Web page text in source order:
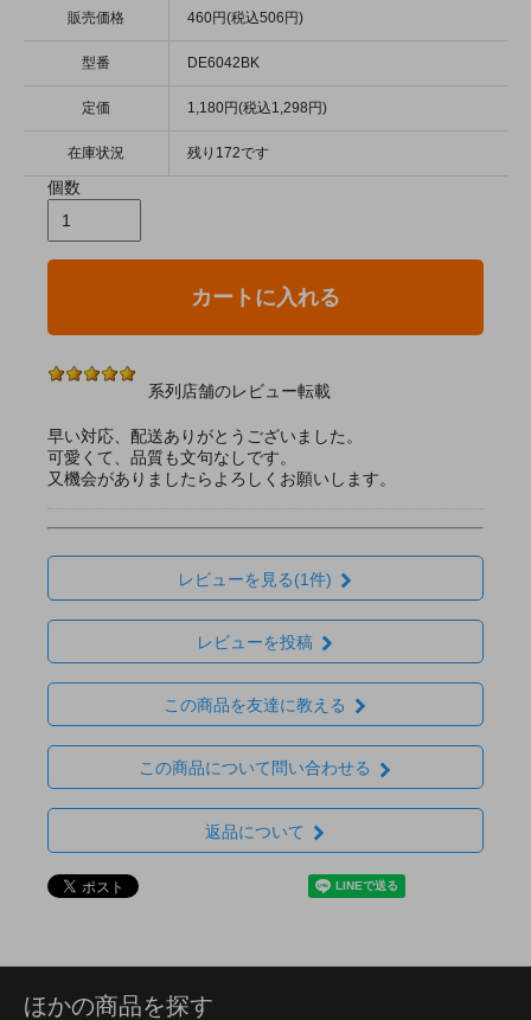
販売価格 460円(税込506円)
型番 DE6042BK
定価 1,180円(税込1,298円)
在庫状況 残り172です
個数
カートに入れる
系列店舗のレビュー転載
早い対応、配送ありがとうございました。
可愛くて、品質も文句なしです。
又機会がありましたらよろしくお願いします。
レビューを見る(1件)
レビューを投稿
この商品を友達に教える
この商品について問い合わせる
返品について
ほかの商品を探す